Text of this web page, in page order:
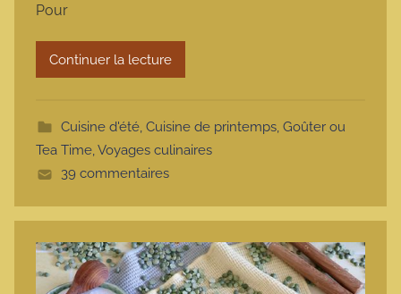
o
t
e
Pour
Continuer la lecture
Cuisine d'été, Cuisine de printemps, Goûter ou
Tea Time,Voyages culinaires
39 commentaires